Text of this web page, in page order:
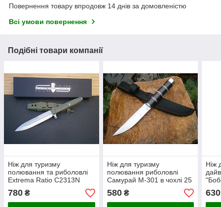
Повернення товару впродовж 14 днів за домовленістю
Всі умови повернення
Подібні товари компанії
Ніж для туризму
полювання та риболовлі
Extrema Ratio C2313N
780 ₴
Ніж для туризму
полювання риболовлі
Самурай М-301 в чохлі 25
580₴
Ніж
630